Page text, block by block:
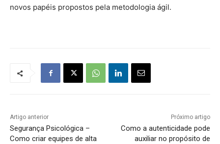
novos papéis propostos pela metodologia ágil.
Artigo anterior
Segurança Psicológica –
Como criar equipes de alta
Próximo artigo
Como a autenticidade pode
auxiliar no propósito de